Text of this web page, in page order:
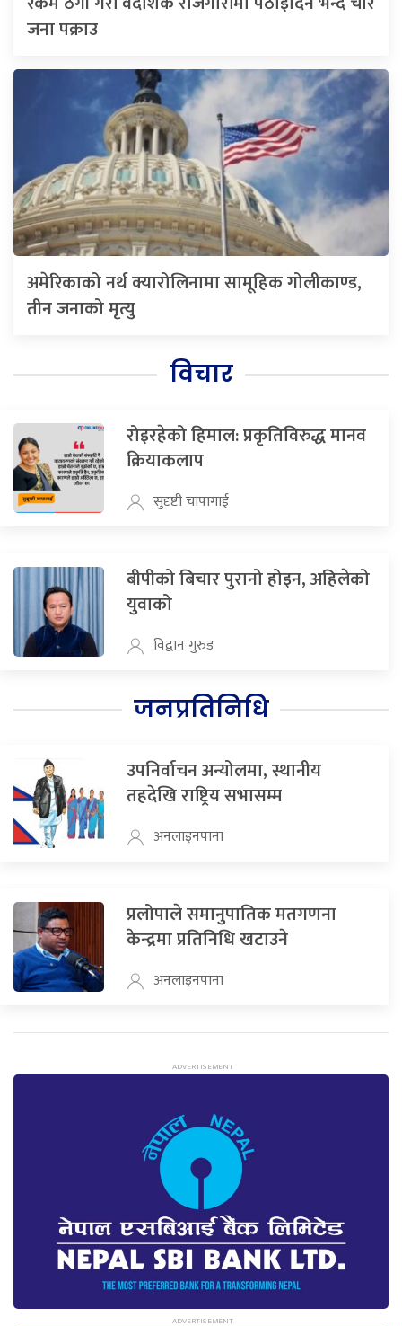
जना पक्राउ
अमेरिकाको नर्थ क्यारोलिनामा सामूहिक गोलीकाण्ड,
तीन जनाको मृत्यु
विचार
रोइरहेको हिमाल: प्रकृतिविरुद्ध मानव
क्रियाकलाप
सुदृष्टी चापागाई
बीपीको बिचार पुरानो होइन, अहिलेको
युवाको
विद्वान गुरुङ
जनप्रतिनिधि
उपनिर्वाचन अन्योलमा, स्थानीय
तहदेखि राष्ट्रिय सभासम्म
अनलाइनपाना
प्रलोपाले समानुपातिक मतगणना
केन्द्रमा प्रतिनिधि खटाउने
अनलाइनपाना